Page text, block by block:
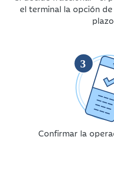
el terminal la opción
3
Confirmar la